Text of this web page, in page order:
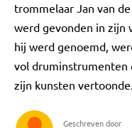
trommelaar Jan van
werd gevonden in zijn
hij werd genoemd,
vol druminstrumenten
zijn kunsten vertoonde.
Geschreven door